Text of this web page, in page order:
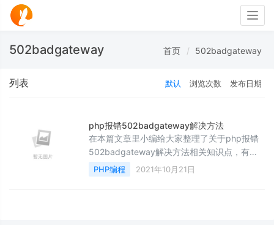
502badgateway 首页 502badgateway
列表 默认 浏览次数 发布日期
php报错502badgateway解决方法
在本篇文章里小编给大家整理了关于php报错
502badgateway解决方法相关知识点，有需
要的朋友们参考下。
PHP编程 2021年10月21日